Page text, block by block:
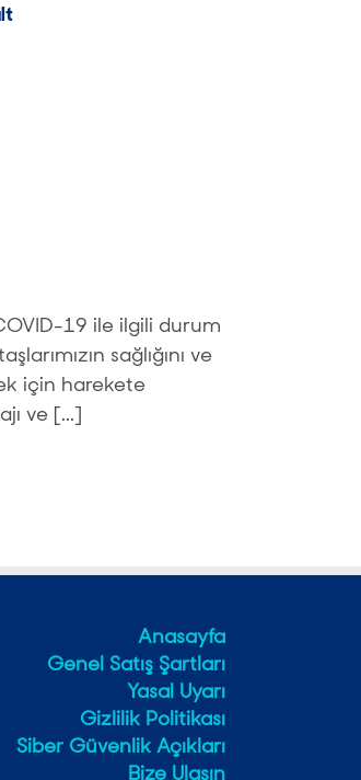
19 ile ilgili durum
sağlığını ve
için harekete
ve [...]
Anasayfa
Genel Satış Şartları
Yasal Uyarı
Gizlilik Politikası
Siber Güvenlik Açıkları
Bize Ulaşın